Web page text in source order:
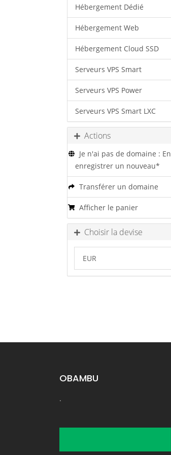
Hébergement Dédié
Hébergement Web
Hébergement Cloud SSD
Serveurs VPS Smart
Serveurs VPS Power
Serveurs VPS Smart LXC
Actions
Je n'ai pas de domaine : En
enregistrer un nouveau*
Transférer un domaine
Afficher le panier
Choisir la devise
OBAMBU
.